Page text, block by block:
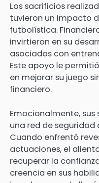
Los sacrificios
tuvieron un impacto
futbolística.
invirtieron en su
asociados con
Este apoyo le
en mejorar su juego
financiero.
Emocionalmente,
una red de
Cuando enfrentó
actuaciones, el
recuperar la
creencia en sus